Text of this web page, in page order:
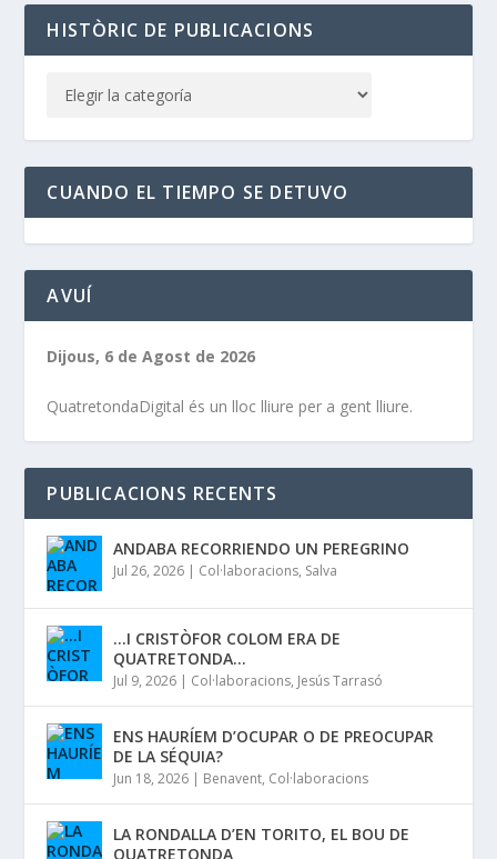
HISTÒRIC DE PUBLICACIONS
CUANDO EL TIEMPO SE DETUVO
AVUÍ
Dijous, 6 de Agost de 2026
QuatretondaDigital és un lloc lliure per a gent lliure.
PUBLICACIONS RECENTS
ANDABA RECORRIENDO UN PEREGRINO
Jul 26, 2026 | Col·laboracions, Salva
…I CRISTÒFOR COLOM ERA DE
QUATRETONDA…
Jul 9, 2026 | Col·laboracions, Jesús Tarrasó
ENS HAURÍEM D’OCUPAR O DE PREOCUPAR
DE LA SÉQUIA?
Jun 18, 2026 | Benavent, Col·laboracions
LA RONDALLA D’EN TORITO, EL BOU DE
QUATRETONDA